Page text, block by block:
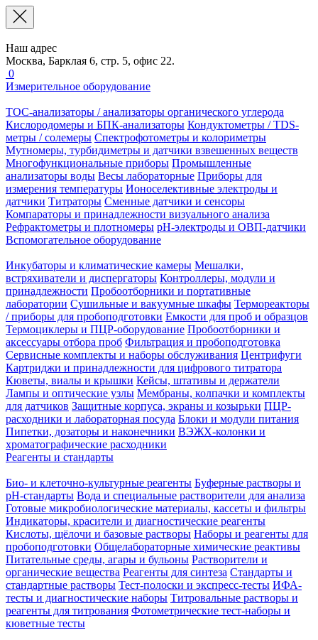
Наш адрес
Москва, Барклая 6, стр. 5, офис 22.
0
Измерительное оборудование
TOC-анализаторы / анализаторы органического углерода
Кислородомеры и БПК-анализаторы Кондуктометры / TDS-
метры / солемеры Спектрофотометры и колориметры
Мутномеры, турбидиметры и датчики взвешенных веществ
Многофункциональные приборы Промышленные
анализаторы воды Весы лабораторные Приборы для
измерения температуры Ионоселективные электроды и
датчики Титраторы Сменные датчики и сенсоры
Компараторы и принадлежности визуального анализа
Рефрактометры и плотномеры pH-электроды и ОВП-датчики
Вспомогательное оборудование
Инкубаторы и климатические камеры Мешалки,
встряхиватели и диспергаторы Контроллеры, модули и
принадлежности Пробоотборники и портативные
лаборатории Сушильные и вакуумные шкафы Термореакторы
/ приборы для пробоподготовки Емкости для проб и образцов
Термоциклеры и ПЦР-оборудование Пробоотборники и
аксессуары отбора проб Фильтрация и пробоподготовка
Сервисные комплекты и наборы обслуживания Центрифуги
Картриджи и принадлежности для цифрового титратора
Кюветы, виалы и крышки Кейсы, штативы и держатели
Лампы и оптические узлы Мембраны, колпачки и комплекты
для датчиков Защитные корпуса, экраны и козырьки ПЦР-
расходники и лабораторная посуда Блоки и модули питания
Пипетки, дозаторы и наконечники ВЭЖХ-колонки и
хроматографические расходники
Реагенты и стандарты
Био- и клеточно-культурные реагенты Буферные растворы и
pH-стандарты Вода и специальные растворители для анализа
Готовые микробиологические материалы, кассеты и фильтры
Индикаторы, красители и диагностические реагенты
Кислоты, щёлочи и базовые растворы Наборы и реагенты для
пробоподготовки Общелабораторные химические реактивы
Питательные среды, агары и бульоны Растворители и
органические вещества Реагенты для синтеза Стандарты и
стандартные растворы Тест-полоски и экспресс-тесты ИФА-
тесты и диагностические наборы Титровальные растворы и
реагенты для титрования Фотометрические тест-наборы и
кюветные тесты